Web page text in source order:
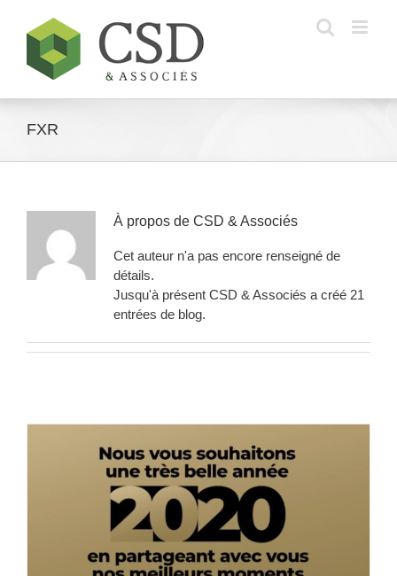
FXR
À propos de CSD & Associés
Cet auteur n'a pas encore renseigné de
détails.
Jusqu'à présent CSD & Associés a créé 21
entrées de blog.